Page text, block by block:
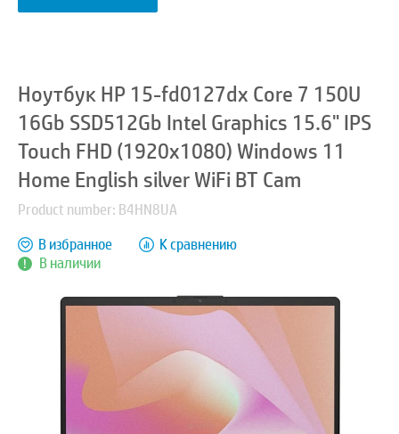
Ноутбук HP 15-fd0127dx Core 7 150U
16Gb SSD512Gb Intel Graphics 15.6" IPS
Touch FHD (1920x1080) Windows 11
Home English silver WiFi BT Cam
Product number: B4HN8UA
В наличии
В избранное К сравнению